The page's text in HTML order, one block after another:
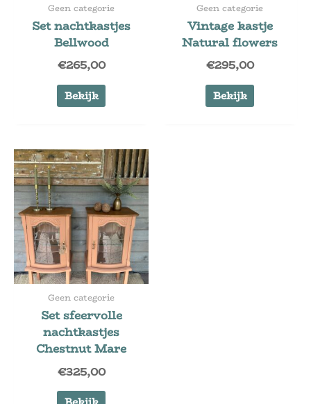
Geen categorie
Set nachtkastjes
Bellwood
€265,00
Bekijk
Geen categorie
Vintage kastje
Natural flowers
€295,00
Bekijk
Geen categorie
Set sfeervolle
nachtkastjes
Chestnut Mare
€325,00